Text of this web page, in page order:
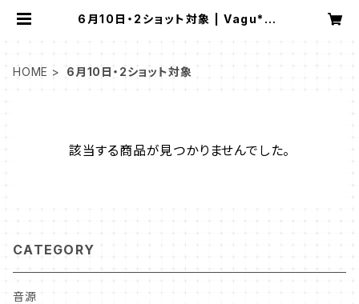
6月10日・2ショット対象 | Vagu*on
HOME 6月10日・2ショット対象
該当する商品が見つかりませんでした。
CATEGORY
音源